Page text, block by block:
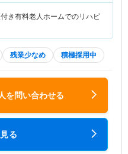
付き有料老人ホームでのリハビ
残業少なめ 積極採用中
を問い合わせる
る